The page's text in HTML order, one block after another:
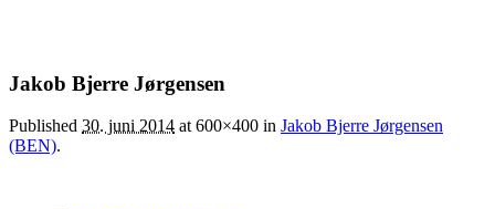
Jakob Bjerre Jørgensen
Published 30. juni 2014 at 600×400 in Jakob Bjerre Jørgensen
(BEN).